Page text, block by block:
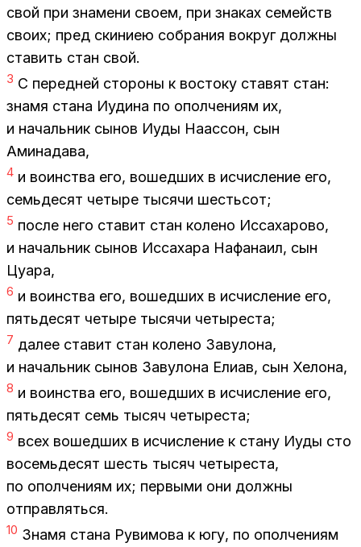
свой при зна­ме­ни сво­ем, при зна­ках се­мейств
сво­их; пред ски­ни­ею со­бра­ния во­круг долж­ны
ста­вить стан свой.
3 С пе­ред­ней сто­ро­ны к во­сто­ку ста­вят стан:
зна­мя ста­на Иуди­на по опол­че­ни­ям их,
и на­чаль­ник сы­нов Иуды На­ас­сон, сын
Ами­на­да­ва,
4 и во­ин­ства его, во­шед­ших в ис­чис­ле­ние его,
семь­де­сят че­ты­ре ты­ся­чи шесть­сот;
5 по­сле него ста­вит стан ко­ле­но Ис­са­ха­ро­во,
и на­чаль­ник сы­нов Ис­са­ха­ра На­фа­наил, сын
Цу­а­ра,
6 и во­ин­ства его, во­шед­ших в ис­чис­ле­ние его,
пять­де­сят че­ты­ре ты­ся­чи че­ты­ре­ста;
7 да­лее ста­вит стан ко­ле­но За­ву­ло­на,
и на­чаль­ник сы­нов За­ву­ло­на Елиав, сын Хе­ло­на,
8 и во­ин­ства его, во­шед­ших в ис­чис­ле­ние его,
пять­де­сят семь ты­сяч че­ты­ре­ста;
9 всех во­шед­ших в ис­чис­ле­ние к ста­ну Иуды сто
во­семь­де­сят шесть ты­сяч че­ты­ре­ста,
по опол­че­ни­ям их; пер­вы­ми они долж­ны
от­прав­лять­ся.
10 Зна­мя ста­на Ру­ви­мо­ва к югу, по опол­че­ни­ям